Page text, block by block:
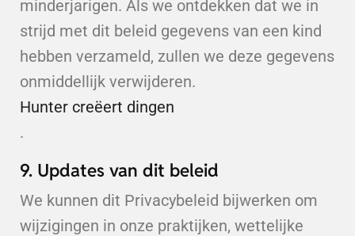
minderjarigen. Als we ontdekken dat we in
strijd met dit beleid gegevens van een kind
hebben verzameld, zullen we deze gegevens
onmiddellijk verwijderen.
Hunter creëert dingen
.
9. Updates van dit beleid
We kunnen dit Privacybeleid bijwerken om
wijzigingen in onze praktijken, wettelijke